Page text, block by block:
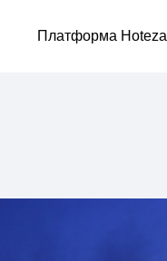
Платформа Hoteza